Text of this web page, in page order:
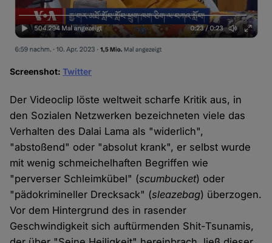
Screenshot:Twitter
Der Videoclip löste weltweit scharfe Kritik aus, in
den Sozialen Netzwerken bezeichneten viele das
Verhalten des Dalai Lama als "widerlich",
"abstoßend" oder "absolut krank", er selbst wurde
mit wenig schmeichelhaften Begriffen wie
"perverser Schleimkübel" (scumbucket) oder
"pädokrimineller Drecksack" (sleazebag) überzogen.
Vor dem Hintergrund des in rasender
Geschwindigkeit sich auftürmenden Shit-Tsunamis,